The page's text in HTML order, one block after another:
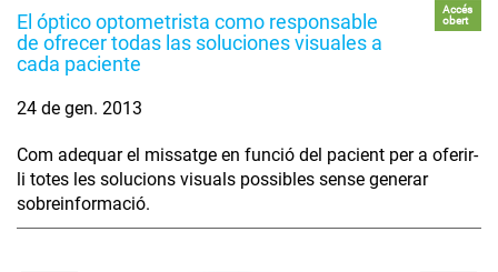
El óptico optometrista como responsable
de ofrecer todas las soluciones visuales a
cada paciente
Accés
obert
24 de gen. 2013
Com adequar el missatge en funció del pacient per a oferir-
li totes les solucions visuals possibles sense generar
sobreinformació.